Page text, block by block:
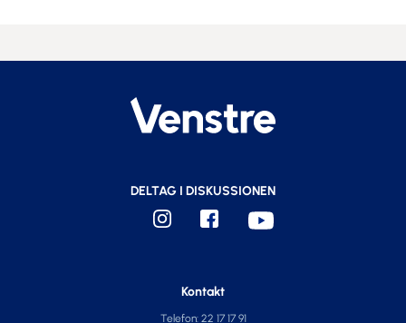
Kontakt
Telefon: 22 17 17 91
DELTAG I DISKUSSIONEN